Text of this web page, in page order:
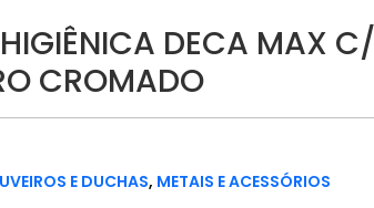
DECA MAX C/
CROMADO
E DUCHAS, METAIS E ACESSÓRIOS